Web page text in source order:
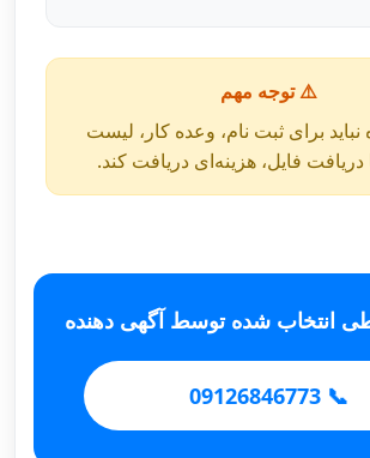
⚠️ توجه مهم
نباید برای ثبت نام، وعده کار، لیست
دریافت فایل، هزینه‌ای دریافت کند.
انتخاب شده توسط آگهی دهنده
📞 09126846773